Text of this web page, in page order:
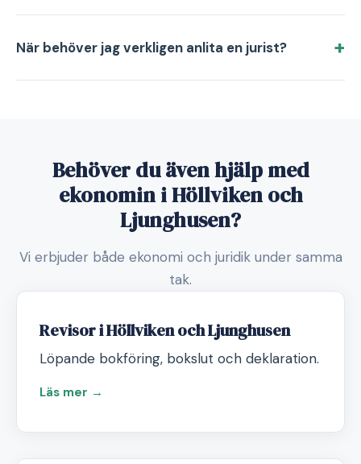
När behöver jag verkligen anlita en jurist?
Behöver du även hjälp med
ekonomin i Höllviken och
Ljunghusen?
Vi erbjuder både ekonomi och juridik under samma
tak.
Revisor i Höllviken och Ljunghusen
Löpande bokföring, bokslut och deklaration.
Läs mer →